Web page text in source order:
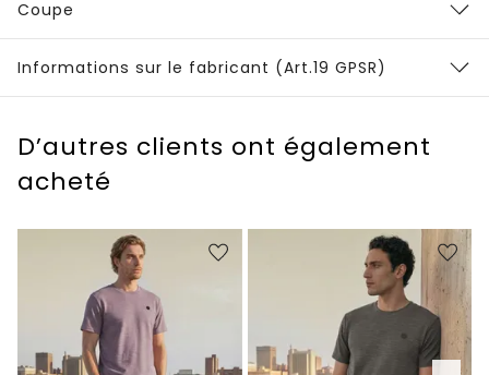
Coupe
Informations sur le fabricant (Art.19 GPSR)
D’autres clients ont également
acheté